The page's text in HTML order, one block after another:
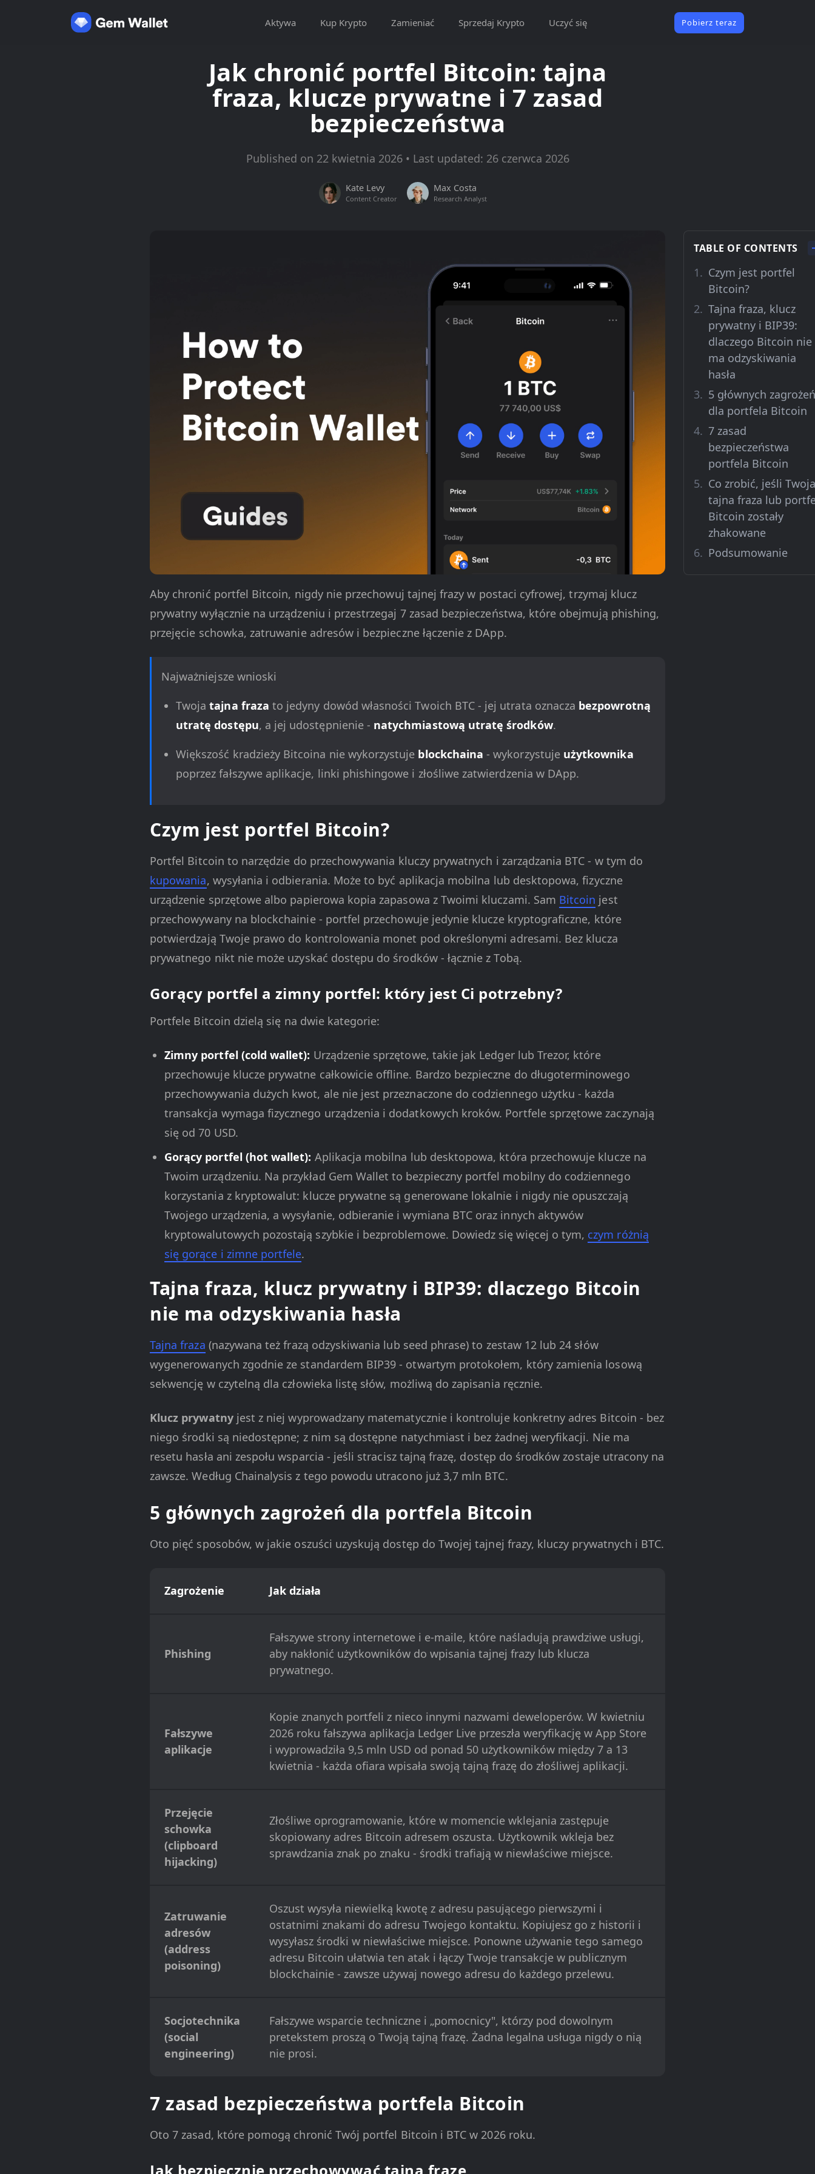
Aktywa Kup Krypto Zamieniać Sprzedaj Krypto Uczyć się Pobierz teraz
Jak chronić portfel Bitcoin: tajna
fraza, klucze prywatne i 7 zasad
bezpieczeństwa
Published on 22 kwietnia 2026 • Last updated: 26 czerwca 2026
Kate Levy
Content Creator
Max Costa
Research Analyst
TABLE OF CONTENTS
Czym jest portfel
Bitcoin?
Tajna fraza, klucz
prywatny i BIP39:
dlaczego Bitcoin nie
ma odzyskiwania
hasła
5 głównych zagrożeń
dla portfela Bitcoin
7 zasad
bezpieczeństwa
portfela Bitcoin
Co zrobić, jeśli Twoja
tajna fraza lub
Bitcoin zostały
zhakowane
Podsumowanie
Aby chronić portfel Bitcoin, nigdy nie przechowuj tajnej frazy w postaci cyfrowej, trzymaj klucz
prywatny wyłącznie na urządzeniu i przestrzegaj 7 zasad bezpieczeństwa, które obejmują phishing,
przejęcie schowka, zatruwanie adresów i bezpieczne łączenie z DApp.
Najważniejsze wnioski
Twojatajna fraza to jedyny dowód własności Twoich BTC - jej utrata oznacza bezpowrotną
utratę dostępu, a jej udostępnienie - natychmiastową utratę środków.
Większość kradzieży Bitcoina nie wykorzystuje blockchaina - wykorzystuje użytkownika
poprzez fałszywe aplikacje, linki phishingowe i złośliwe zatwierdzenia w DApp.
Czym jest portfel Bitcoin?
Portfel Bitcoin to narzędzie do przechowywania kluczy prywatnych i zarządzania BTC - w tym do
kupowania, wysyłania i odbierania. Może to być aplikacja mobilna lub desktopowa, fizyczne
urządzenie sprzętowe albo papierowa kopia zapasowa z Twoimi kluczami. Sam Bitcoin jest
przechowywany na blockchainie - portfel przechowuje jedynie klucze kryptograficzne, które
potwierdzają Twoje prawo do kontrolowania monet pod określonymi adresami. Bez klucza
prywatnego nikt nie może uzyskać dostępu do środków - łącznie z Tobą.
Gorący portfel a zimny portfel: który jest Ci potrzebny?
Portfele Bitcoin dzielą się na dwie kategorie:
Zimny portfel (cold wallet): Urządzenie sprzętowe, takie jak Ledger lub Trezor, które
przechowuje klucze prywatne całkowicie offline. Bardzo bezpieczne do długoterminowego
przechowywania dużych kwot, ale nie jest przeznaczone do codziennego użytku - każda
transakcja wymaga fizycznego urządzenia i dodatkowych kroków. Portfele sprzętowe zaczynają
się od 70 USD.
Gorący portfel (hot wallet): Aplikacja mobilna lub desktopowa, która przechowuje klucze na
Twoim urządzeniu. Na przykład Gem Wallet to bezpieczny portfel mobilny do codziennego
korzystania z kryptowalut: klucze prywatne są generowane lokalnie i nigdy nie opuszczają
Twojego urządzenia, a wysyłanie, odbieranie i wymiana BTC oraz innych aktywów
kryptowalutowych pozostają szybkie i bezproblemowe. Dowiedz się więcej o tym, czym różnią
się gorące i zimne portfele.
Tajna fraza, klucz prywatny i BIP39: dlaczego Bitcoin
nie ma odzyskiwania hasła
Tajna fraza (nazywana też frazą odzyskiwania lub seed phrase) to zestaw 12 lub 24 słów
wygenerowanych zgodnie ze standardem BIP39 - otwartym protokołem, który zamienia losową
sekwencję w czytelną dla człowieka listę słów, możliwą do zapisania ręcznie.
Klucz prywatnyjest z niej wyprowadzany matematycznie i kontroluje konkretny adres Bitcoin - bez
niego środki są niedostępne; z nim są dostępne natychmiast i bez żadnej weryfikacji. Nie ma
resetu hasła ani zespołu wsparcia - jeśli stracisz tajną frazę, dostęp do środków zostaje utracony na
zawsze. Według Chainalysis z tego powodu utracono już 3,7 mln BTC.
5 głównych zagrożeń dla portfela Bitcoin
Oto pięć sposobów, w jakie oszuści uzyskują dostęp do Twojej tajnej frazy, kluczy prywatnych i BTC.
Zagrożenie Jak działa
Phishing
Fałszywe strony internetowe i e-maile, które naśladują prawdziwe usługi,
aby nakłonić użytkowników do wpisania tajnej frazy lub klucza
prywatnego.
Fałszywe
aplikacje
Kopie znanych portfeli z nieco innymi nazwami deweloperów. W kwietniu
2026 roku fałszywa aplikacja Ledger Live przeszła weryfikację w App Store
i wyprowadziła 9,5 mln USD od ponad 50 użytkowników między 7 a 13
kwietnia - każda ofiara wpisała swoją tajną frazę do złośliwej aplikacji.
Przejęcie
schowka
(clipboard
hijacking)
Złośliwe oprogramowanie, które w momencie wklejania zastępuje
skopiowany adres Bitcoin adresem oszusta. Użytkownik wkleja bez
sprawdzania znak po znaku - środki trafiają w niewłaściwe miejsce.
Zatruwanie
adresów
(address
poisoning)
Oszust wysyła niewielką kwotę z adresu pasującego pierwszymi i
ostatnimi znakami do adresu Twojego kontaktu. Kopiujesz go z historii i
wysyłasz środki w niewłaściwe miejsce. Ponowne używanie tego samego
adresu Bitcoin ułatwia ten atak i łączy Twoje transakcje w publicznym
blockchainie - zawsze używaj nowego adresu do każdego przelewu.
Socjotechnika
(social
engineering)
Fałszywe wsparcie techniczne i „pomocnicy", którzy pod dowolnym
pretekstem proszą o Twoją tajną frazę. Żadna legalna usługa nigdy o nią
nie prosi.
7 zasad bezpieczeństwa portfela Bitcoin
Oto 7 zasad, które pomogą chronić Twój portfel Bitcoin i BTC w 2026 roku.
Jak bezpiecznie przechowywać tajną frazę